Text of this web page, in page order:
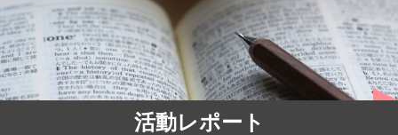
活動レポート